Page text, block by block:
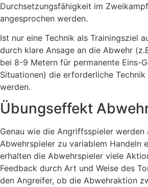
Durchsetzungsfähigkeit im
angesprochen werden.
Ist nur eine Technik als Trainingsziel
durch klare Ansage an die Abwehr
bei 8-9 Metern für permanente Eins-
Situationen) die erforderliche
werden.
Übungseffekt
Genau wie die Angriffsspieler werden
Abwehrspieler zu variablem Handeln
erhalten die Abwehrspieler viele
Feedback durch Art und Weise des
den Angreifer, ob die Abwehraktion